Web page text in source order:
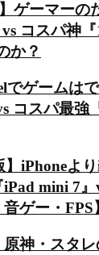
ゲーマーの
コスパ神
か？
でゲームは
コスパ最強
】iPhoneよ
mini 7
ゲー・FPS
原神・スタ